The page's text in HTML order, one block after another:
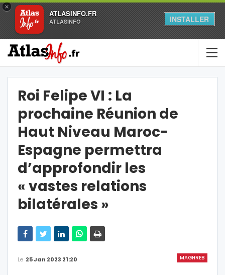
×
ATLASINFO.FR
ATLASINFO INSTALLER
Roi Felipe VI : La
prochaine Réunion de
Haut Niveau Maroc-
Espagne permettra
d’approfondir les
« vastes relations
bilatérales »
MAGHREB
Le 25 Jan 2023 21:20